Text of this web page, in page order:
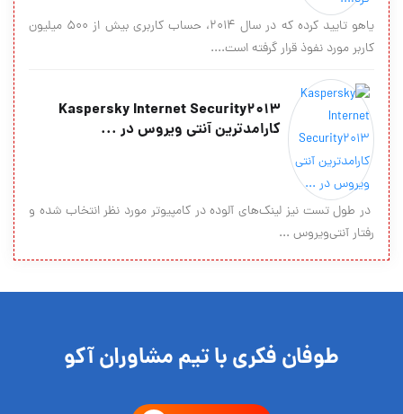
یاهو تایید کرده که در سال ۲۰۱۴، حساب کاربری بیش از ۵۰۰ میلیون
کاربر مورد نفوذ قرار گرفته است....
Kaspersky Internet Security2013
کارامدترین آنتی ویروس در ...
در طول تست نیز لینک‌های آلوده در کامپیوتر مورد نظر انتخاب شده و
رفتار آنتی‌ویروس ...
طوفان فکری با تیم مشاوران آکو